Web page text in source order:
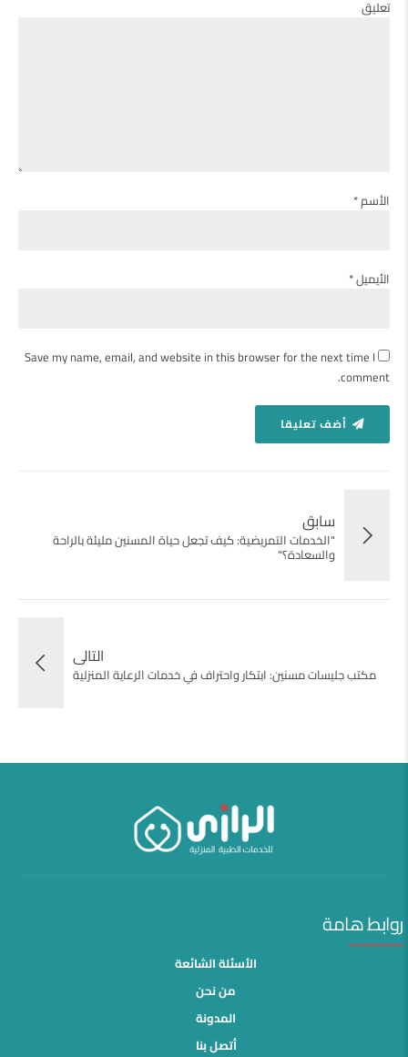
تعليق
الأسم *
الأيميل *
Save my name, email, and website in this browser for the next time I
comment.
أضف تعليقا
سابق
"الخدمات التمريضية: كيف تجعل حياة المسنين مليئة بالراحة
والسعادة؟"
التالى
مكتب جليسات مسنين: ابتكار واحتراف في خدمات الرعاية المنزلية
روابط هامة
الأسئلة الشائعة
من نحن
المدونة
أتصل بنا